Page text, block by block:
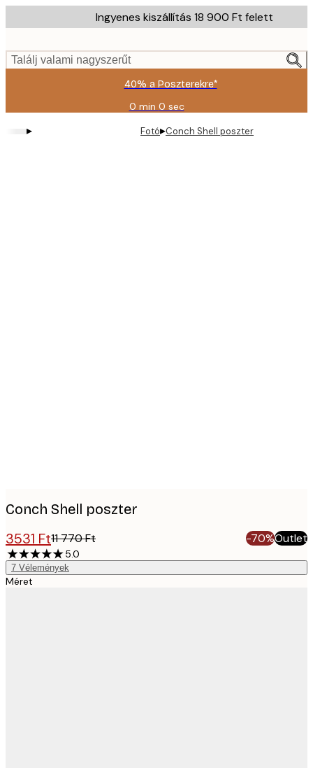
to
content.
Ingyenes kiszállítás 18 900 Ft felett
Találj valami nagyszerűt
40% a Poszterekre*
0 min 0 sec
Érvényes:
2026-
08-
▸ Fotó▸Conch Shell poszter
Conch Shell poszter
3531 Ft11 770 Ft -70%Outlet
5.0
7 Vélemények
Méret